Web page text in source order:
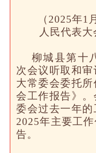
（2025年1
人民代表
柳城县第十
次会议听取和
大常委会委托
会工作报告》
委会过去一年
2025年主要工
告。